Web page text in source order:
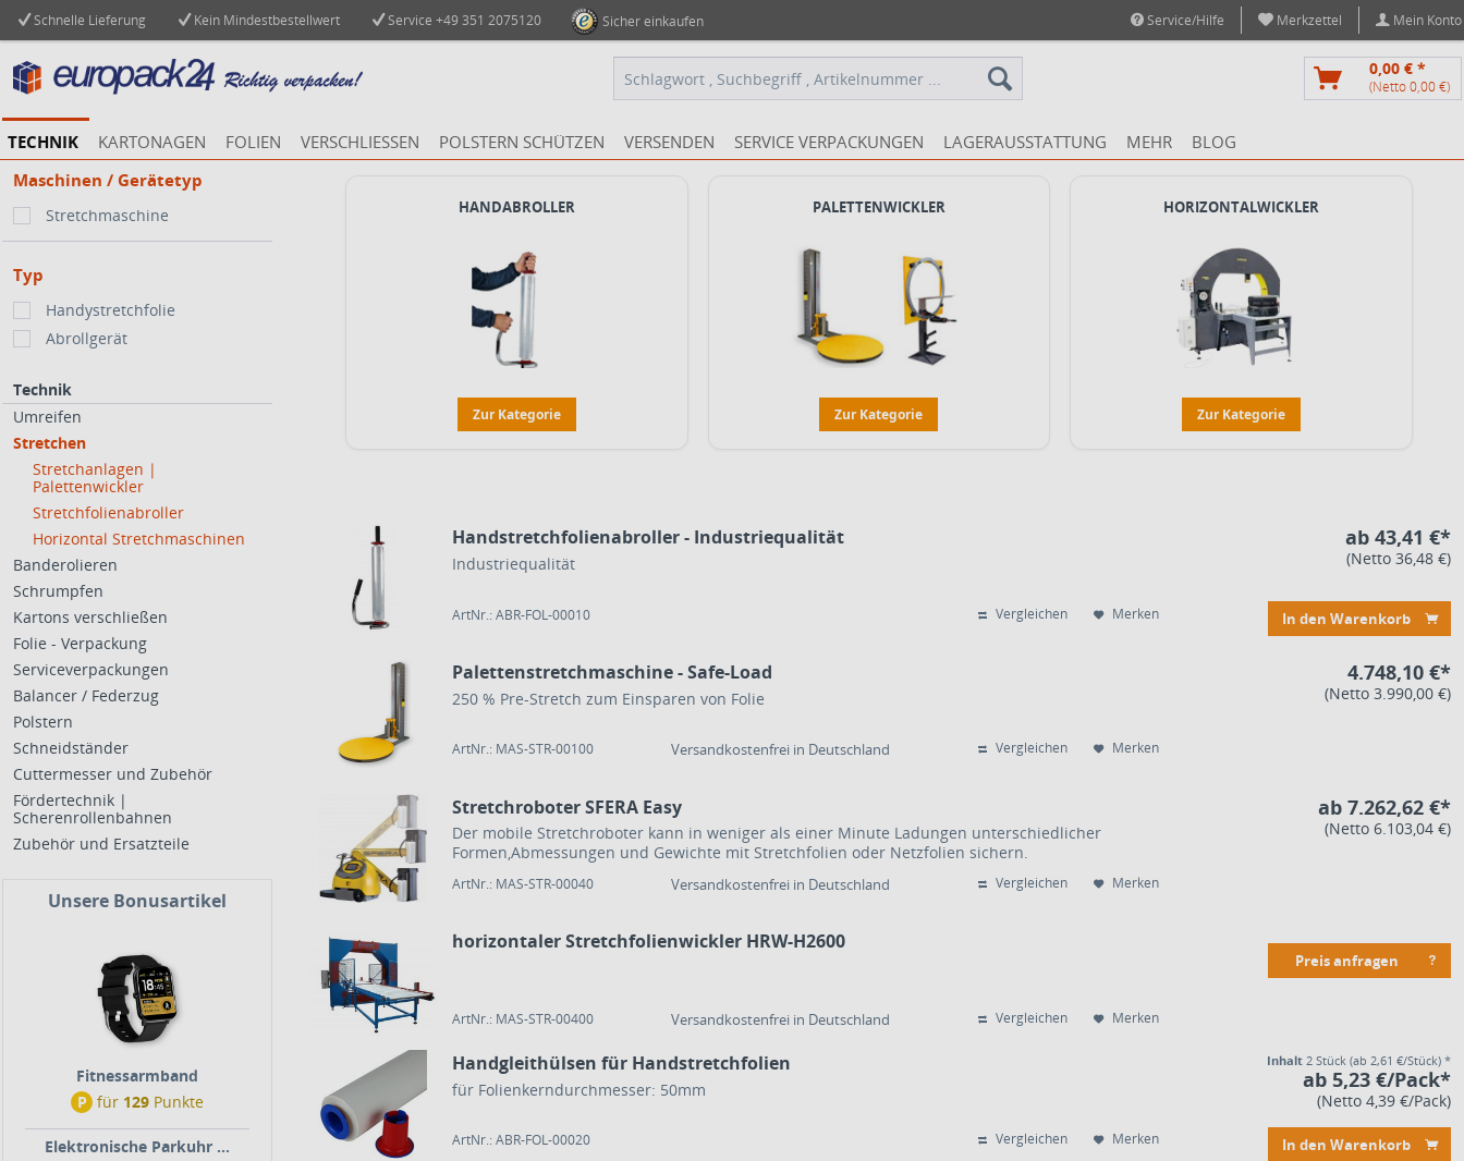
Schnelle Lieferung Kein Mindestbestellwert Service +49 351 2075120 Sicher einkaufen Service/Hilfe Merkzettel Mein Konto
0,00 € *
(Netto 0,00 €)
TECHNIK KARTONAGEN FOLIEN VERSCHLIESSEN POLSTERN SCHÜTZEN VERSENDEN SERVICE VERPACKUNGEN LAGERAUSSTATTUNG MEHR
BLOG
Maschinen / Gerätetyp
Stretchmaschine
Typ
Handystretchfolie
Abrollgerät
Technik
Umreifen
Stretchen
Stretchanlagen |
Palettenwickler
Stretchfolienabroller
Horizontal Stretchmaschinen
Banderolieren
Schrumpfen
Kartons verschließen
Folie - Verpackung
Serviceverpackungen
Balancer / Federzug
Polstern
Schneidständer
Cuttermesser und Zubehör
Fördertechnik |
Scherenrollenbahnen
Zubehör und Ersatzteile
Unsere Bonusartikel
Fitnessarmband
P für 129 Punkte
Elektronische Parkuhr ...
HANDABROLLER
Zur Kategorie
PALETTENWICKLER
Zur Kategorie
HORIZONTALWICKLER
Zur Kategorie
Handstretchfolienabroller - Industriequalität
Industriequalität
ArtNr.: ABR-FOL-00010 Vergleichen Merken
ab 43,41 €*
(Netto 36,48 €)
In den Warenkorb
Palettenstretchmaschine - Safe-Load
250 % Pre-Stretch zum Einsparen von Folie
ArtNr.: MAS-STR-00100 Versandkostenfrei in Deutschland Vergleichen Merken
4.748,10 €*
(Netto 3.990,00 €)
Stretchroboter SFERA Easy
Der mobile Stretchroboter kann in weniger als einer Minute Ladungen unterschiedlicher
Formen,Abmessungen und Gewichte mit Stretchfolien oder Netzfolien sichern.
ArtNr.: MAS-STR-00040 Versandkostenfrei in Deutschland Vergleichen Merken
ab 7.262,62 €*
(Netto 6.103,04 €)
horizontaler Stretchfolienwickler HRW-H2600
ArtNr.: MAS-STR-00400 Versandkostenfrei in Deutschland Vergleichen Merken
Preis anfragen
Handgleithülsen für Handstretchfolien
für Folienkerndurchmesser: 50mm
ArtNr.: ABR-FOL-00020 Vergleichen Merken
Inhalt 2 Stück (ab 2,61 €/Stück) *
ab 5,23 €/Pack*
(Netto 4,39 €/Pack)
In den Warenkorb